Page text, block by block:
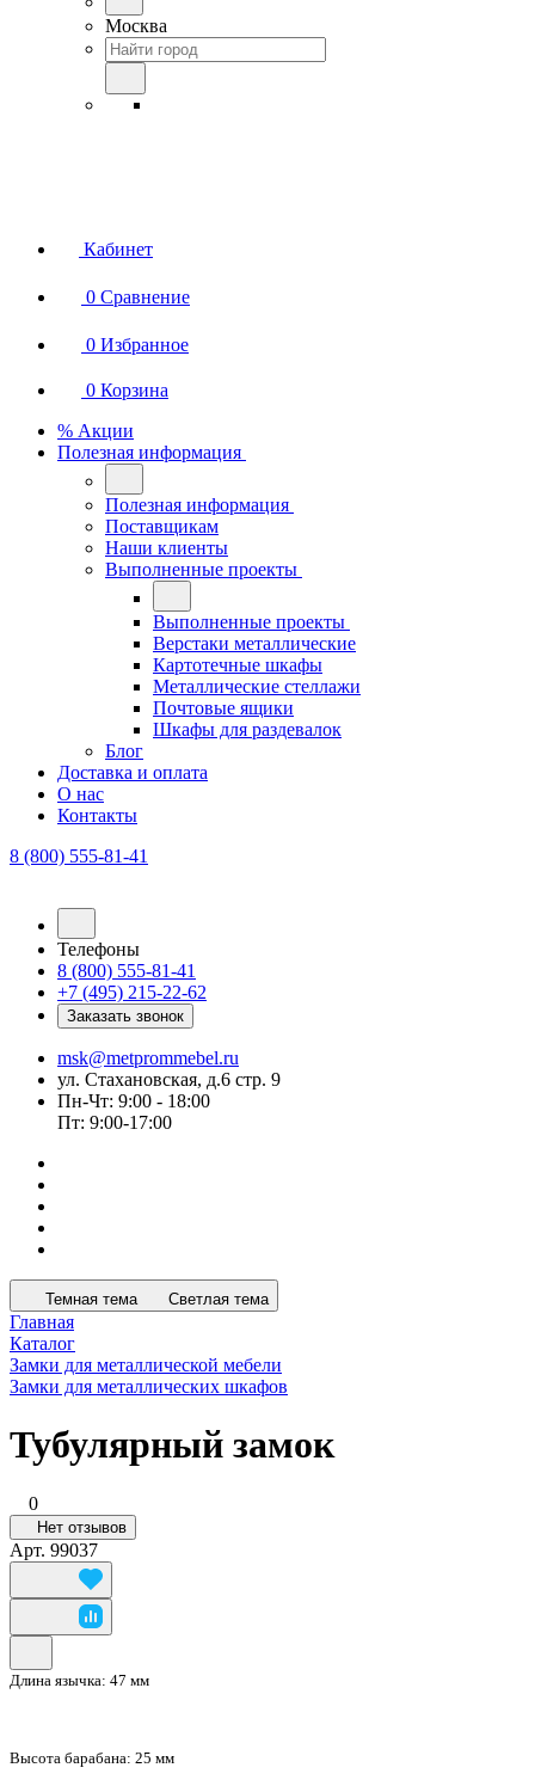
Москва
Кабинет
0 Сравнение
0 Избранное
0 Корзина
% Акции
Полезная информация
Полезная информация
Поставщикам
Наши клиенты
Выполненные проекты
Выполненные проекты
Верстаки металлические
Картотечные шкафы
Металлические стеллажи
Почтовые ящики
Шкафы для раздевалок
Блог
Доставка и оплата
О нас
Контакты
8 (800) 555-81-41
Телефоны
8 (800) 555-81-41
+7 (495) 215-22-62
Заказать звонок
msk@metprommebel.ru
ул. Стахановская, д.6 стр. 9
Пн-Чт: 9:00 - 18:00
Пт: 9:00-17:00
Темная тема Светлая тема
Главная
Каталог
Замки для металлической мебели
Замки для металлических шкафов
Тубулярный замок
0
Нет отзывов
Арт. 99037
Длина язычка: 47 мм
Высота барабана: 25 мм